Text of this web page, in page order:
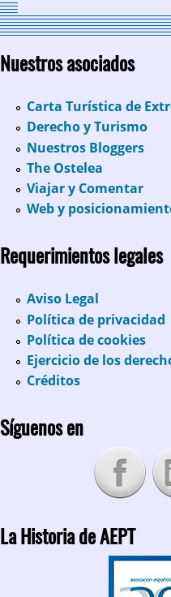
Nuestros asociados
Carta Turística de
Derecho y Turismo
Nuestros Bloggers
The Ostelea
Viajar y Comentar
Web y
Requerimientos legales
Aviso Legal
Política de privacidad
Política de cookies
Ejercicio de los
Créditos
Síguenos en
La Historia de AEPT